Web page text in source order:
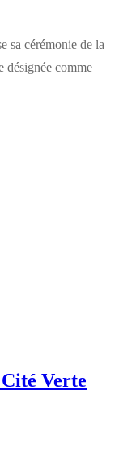
sa cérémonie de la
désignée comme
Verte